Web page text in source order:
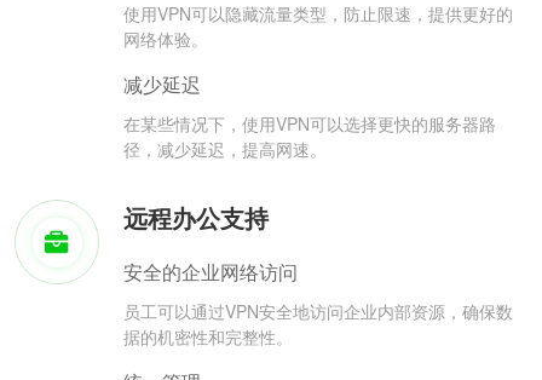
使用VPN可以隐藏流量类型，防止限速，提供更好的
网络体验。
减少延迟
在某些情况下，使用VPN可以选择更快的服务器路
径，减少延迟，提高网速。
远程办公支持
安全的企业网络访问
员工可以通过VPN安全地访问企业内部资源，确保数
据的机密性和完整性。